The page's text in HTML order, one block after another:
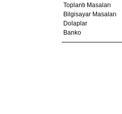
Toplantı Masaları
Bilgisayar Masaları
Dolaplar
Banko